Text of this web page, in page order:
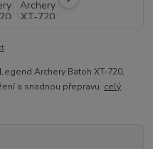
Archery Batoh XT-720,
a snadnou přepravu. celý